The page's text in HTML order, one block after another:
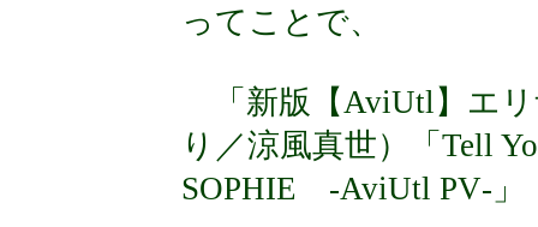
ってことで、
「新版【AviUtl】エ
り／涼風真世）「Tell
SOPHIE ‐AviUtl PV‐